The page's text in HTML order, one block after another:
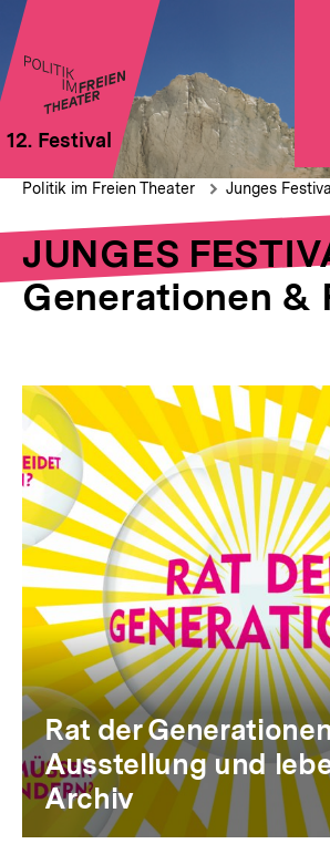
Direkt
zum
Seiteninhalt
springen
12. Festival
JUNGES
Generationen
Familie
Brotkrümelnavigation
Pfadnavigation
Politik im Freien Theater Junges
JUNGES
Generationen &
Rat der
Ausstellung und
Archiv